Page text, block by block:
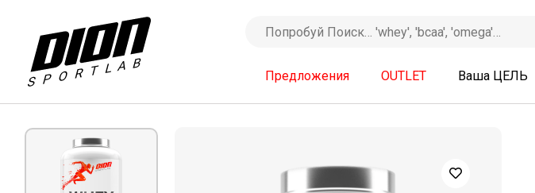
Предложения OUTLET Ваша ЦЕЛЬ